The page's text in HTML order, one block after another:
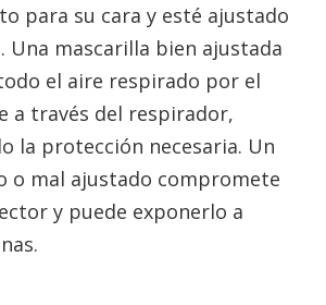
para su cara y esté ajustado
Una mascarilla bien ajustada
el aire respirado por el
a través del respirador,
la protección necesaria. Un
o mal ajustado compromete
y puede exponerlo a